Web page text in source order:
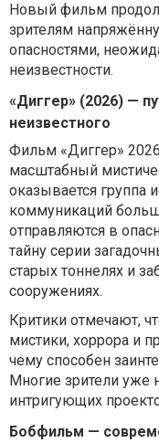
Новый фильм
зрителям
опасностями,
неизвестности.
«Диггер» (2026) —
неизвестного
Фильм «Диггер»
масштабный
оказывается группа
коммуникаций
отправляются в
тайну серии
старых тоннелях и
сооружениях.
Критики отмечают,
мистики, хоррора и
чему способен
Многие зрители уже
интригующих
Бобфильм —